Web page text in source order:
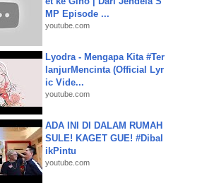
MP Episode ...
youtube.com
Lyodra - Mengapa Kita #Ter
lanjurMencinta (Official Lyr
ic Vide...
youtube.com
ADA INI DI DALAM RUMAH
SULE! KAGET GUE! #Dibal
ikPintu
youtube.com